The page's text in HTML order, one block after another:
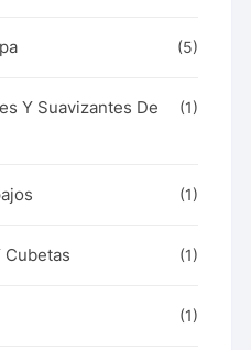
(5)
Y Suavizantes De
(1)
(1)
Cubetas (1)
(1)